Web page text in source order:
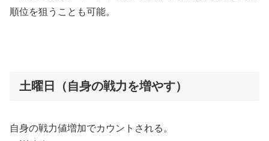
順位を狙うことも可能。
土曜日（自身の戦力を増やす）
自身の戦力値増加でカウントされる。